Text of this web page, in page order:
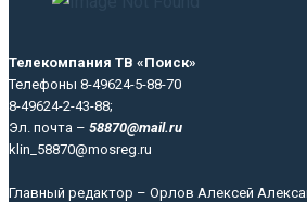
Телекомпания ТВ «Поиск»
Телефоны 8-49624-5-88-70
8-49624-2-43-88;
Эл. почта – 58870@mail.ru
klin_58870@mosreg.ru
Главный редактор – Орлов Алексей